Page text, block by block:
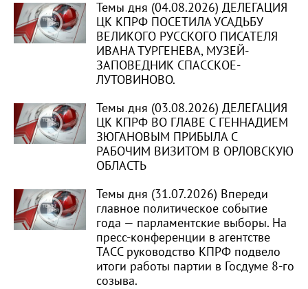
Темы дня (04.08.2026) ДЕЛЕГАЦИЯ
ЦК КПРФ ПОСЕТИЛА УСАДЬБУ
ВЕЛИКОГО РУССКОГО ПИСАТЕЛЯ
ИВАНА ТУРГЕНЕВА, МУЗЕЙ-
ЗАПОВЕДНИК СПАССКОЕ-
ЛУТОВИНОВО.
Темы дня (03.08.2026) ДЕЛЕГАЦИЯ
ЦК КПРФ ВО ГЛАВЕ С ГЕННАДИЕМ
ЗЮГАНОВЫМ ПРИБЫЛА С
РАБОЧИМ ВИЗИТОМ В ОРЛОВСКУЮ
ОБЛАСТЬ
Темы дня (31.07.2026) Впереди
главное политическое событие
года — парламентские выборы. На
пресс-конференции в агентстве
ТАСС руководство КПРФ подвело
итоги работы партии в Госдуме 8-го
созыва.